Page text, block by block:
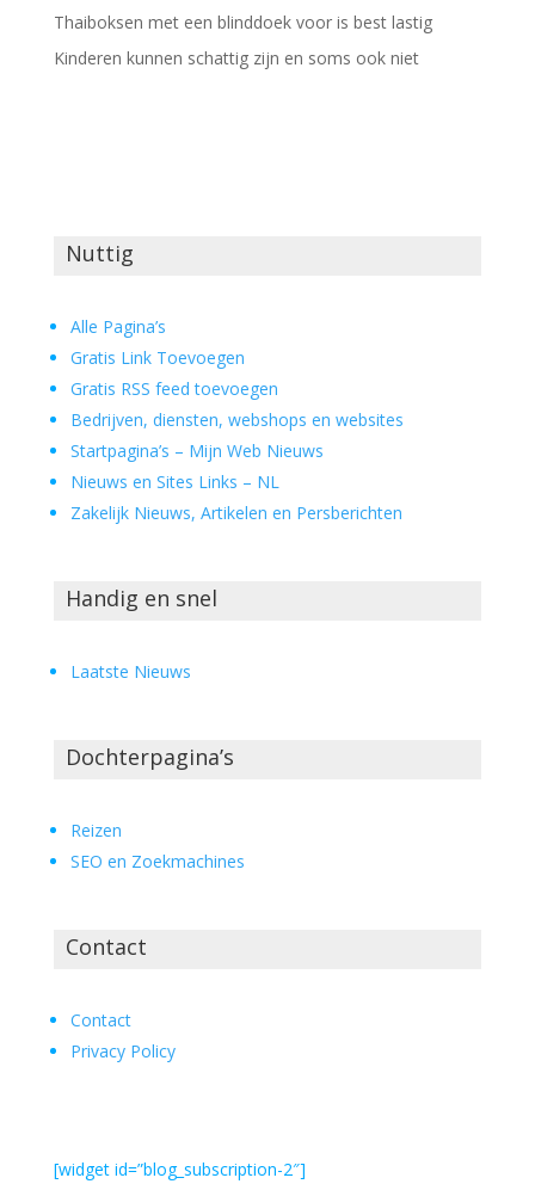
Thaiboksen met een blinddoek voor is best lastig
Kinderen kunnen schattig zijn en soms ook niet
Nuttig
Alle Pagina’s
Gratis Link Toevoegen
Gratis RSS feed toevoegen
Bedrijven, diensten, webshops en websites
Startpagina’s – Mijn Web Nieuws
Nieuws en Sites Links – NL
Zakelijk Nieuws, Artikelen en Persberichten
Handig en snel
Laatste Nieuws
Dochterpagina’s
Reizen
SEO en Zoekmachines
Contact
Contact
Privacy Policy
[widget id=”blog_subscription-2″]